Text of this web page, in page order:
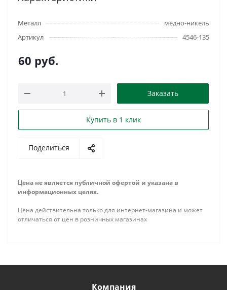
Металл
медно-никель
Артикул
4546-135
60 руб.
Заказать
Купить в 1 клик
Поделиться
Цена не является публичной офертой и указана в
информационных целях.
Цена действительна только для интернет-магазина и может
отличаться от цен в розничных магазинах
Компания